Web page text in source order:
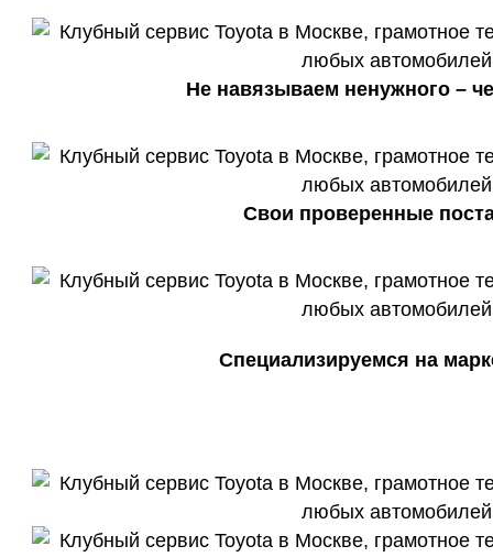
Не навязываем ненужного –
Свои проверенные
Специализируемся на